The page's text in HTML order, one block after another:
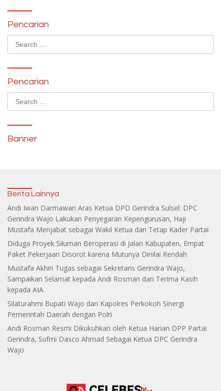
Pencarian
Search
for:
Pencarian
Search
for:
Banner
Berita Lainnya
Andi Iwan Darmawan Aras Ketua DPD Gerindra Sulsel: DPC
Gerindra Wajo Lakukan Penyegaran Kepengurusan, Haji
Mustafa Menjabat sebagai Wakil Ketua dan Tetap Kader Partai
Diduga Proyek Siluman Beroperasi di Jalan Kabupaten, Empat
Paket Pekerjaan Disorot karena Mutunya Dinilai Rendah
Mustafa Akhiri Tugas sebagai Sekretaris Gerindra Wajo,
Sampaikan Selamat kepada Andi Rosman dan Terima Kasih
kepada AIA
Silaturahmi Bupati Wajo dan Kapolres Perkokoh Sinergi
Pemerintah Daerah dengan Polri
Andi Rosman Resmi Dikukuhkan oleh Ketua Harian DPP Partai
Gerindra, Sufmi Dasco Ahmad Sebagai Ketua DPC Gerindra
Wajo